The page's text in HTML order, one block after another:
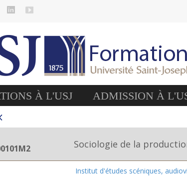
À L'USJ ADMISSION À
Sociologie de la
Institut d'études scéniques,